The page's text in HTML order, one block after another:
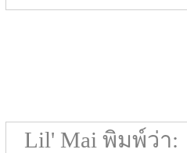
Lil' Mai พิมพ์ว่า: